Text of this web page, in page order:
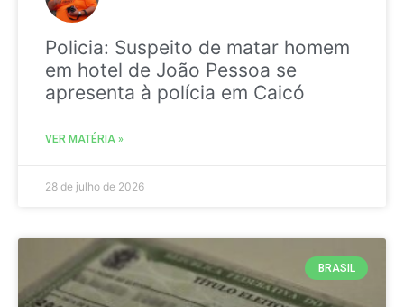
Policia: Suspeito de matar homem
em hotel de João Pessoa se
apresenta à polícia em Caicó
VER MATÉRIA »
28 de julho de 2026
BRASIL